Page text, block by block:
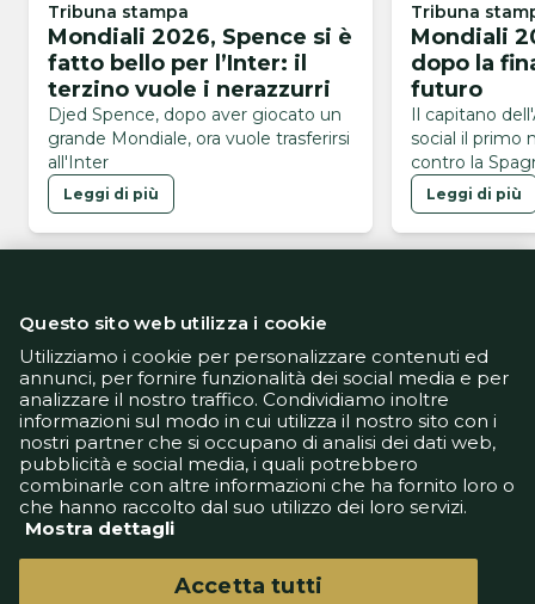
Tribuna stampa
Mondiali 2026, Spence si è
fatto bello per l’Inter: il
terzino vuole i nerazzurri
Djed Spence, dopo aver giocato un
grande Mondiale, ora vuole trasferirsi
all'Inter
Leggi di più
Tribuna
Mondiali
dopo la
futuro
Il capitano
social il primo
contro la
Mondiali 2026
Leggi di più
Informativa Privacy
Informativa Cookie
Tech App
Gestione preferenze
support@goldbetlive.it
Questo sito web utilizza i cookie
Utilizziamo i cookie per personalizzare contenuti ed
annunci, per fornire funzionalità dei social media e per
analizzare il nostro traffico. Condividiamo inoltre
informazioni sul modo in cui utilizza il nostro sito con i
nostri partner che si occupano di analisi dei dati web,
pubblicità e social media, i quali potrebbero
combinarle con altre informazioni che ha fornito loro o
che hanno raccolto dal suo utilizzo dei loro servizi.
Mostra dettagli
Accetta tutti